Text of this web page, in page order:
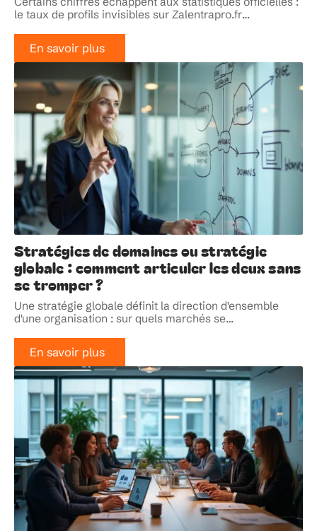
le taux de profils invisibles sur Zalentrapro.fr…
En savoir plus
Stratégies de domaines ou stratégie
globale : comment articuler les deux sans
se tromper ?
Une stratégie globale définit la direction d'ensemble
d'une organisation : sur quels marchés se…
En savoir plus